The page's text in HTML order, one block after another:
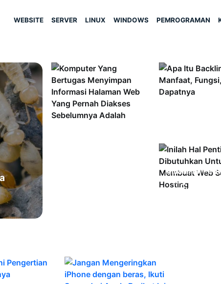
WEBSITE SERVER LINUX WINDOWS PEMROGRAMAN
Apa Itu
Inilah Hal
Yang
Untuk